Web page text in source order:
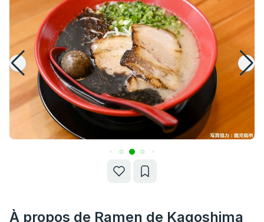
À propos de Ramen de Kagoshima